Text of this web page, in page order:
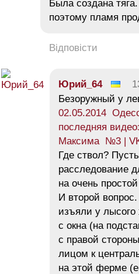
Была создана
поэтому пламя
Відповісти
Юрий_64
Безоружный у
02.05.2014
последняя
Максима №3 |
Где ствол?
расследование
на очень
И второй
изъяли у
с окна (на
с правой
лицом к
на этой ферме